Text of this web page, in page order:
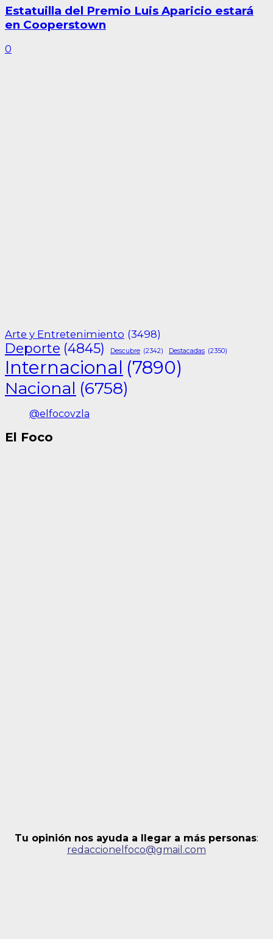
Estatuilla del Premio Luis Aparicio estará
en Cooperstown
0
Arte y Entretenimiento (3498)
Deporte (4845) Descubre (2342) Destacadas (2350)
Internacional (7890)
Nacional (6758)
@elfocovzla
El Foco
Tu opinión nos ayuda a llegar a más personas:
redaccionelfoco@gmail.com